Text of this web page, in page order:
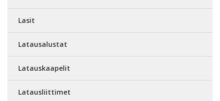
Lasit
Latausalustat
Latauskaapelit
Latausliittimet